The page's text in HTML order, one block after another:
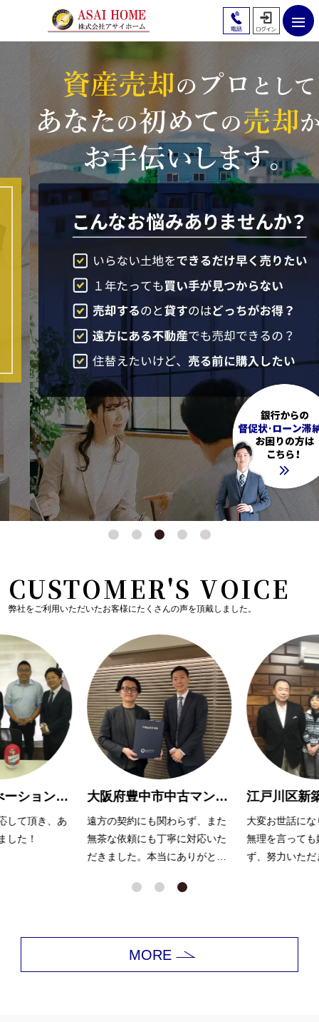
CUSTOMER'S VOICE
弊社をご利用いただいたお客様にたくさんの声を頂戴しました。
葛飾区リノべーションマンション購入 O様
て頂き、あ
た！
大阪府豊中市中古マンション購入Y様
遠方の契約にも関わらず、また
無茶な依頼にも丁寧に対応いた
だきました。本当にありがとう
大変お世話にな
無理を言っても
ず、努力いただ
MORE